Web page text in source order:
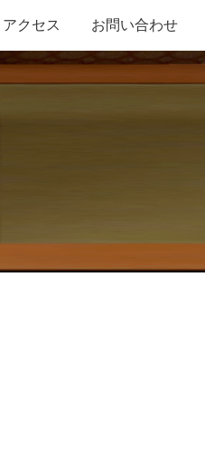
アクセス お問い合わせ